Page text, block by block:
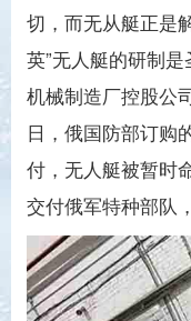
切，而无从艇正是
英”无人艇的研制
机械制造厂控股公
日，俄国防部订购
付，无人艇被暂时
交付俄军特种部队